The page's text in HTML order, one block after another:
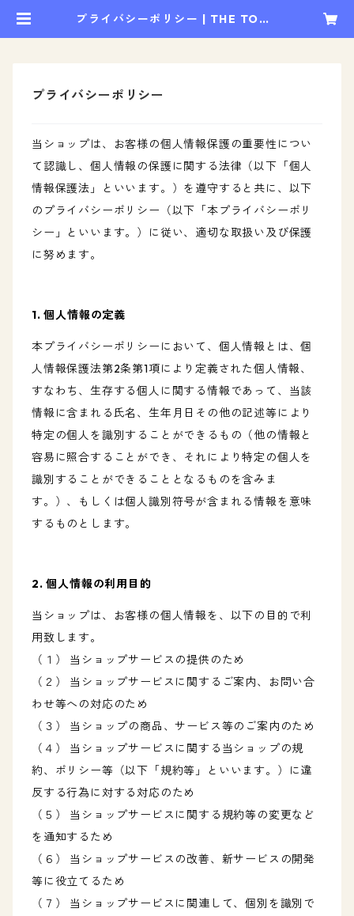
プライバシーポリシー | THE TOMB
プライバシーポリシー
当ショップは、お客様の個人情報保護の重要性につい
て認識し、個人情報の保護に関する法律（以下「個人
情報保護法」といいます。）を遵守すると共に、以下
のプライバシーポリシー（以下「本プライバシーポリ
シー」といいます。）に従い、適切な取扱い及び保護
に努めます。
1. 個人情報の定義
本プライバシーポリシーにおいて、個人情報とは、個
人情報保護法第2条第1項により定義された個人情報、
すなわち、生存する個人に関する情報であって、当該
情報に含まれる氏名、生年月日その他の記述等により
特定の個人を識別することができるもの（他の情報と
容易に照合することができ、それにより特定の個人を
識別することができることとなるものを含みま
す。）、もしくは個人識別符号が含まれる情報を意味
するものとします。
2. 個人情報の利用目的
当ショップは、お客様の個人情報を、以下の目的で利
用致します。
（１） 当ショップサービスの提供のため
（２） 当ショップサービスに関するご案内、お問い合
わせ等への対応のため
（３） 当ショップの商品、サービス等のご案内のため
（４） 当ショップサービスに関する当ショップの規
約、ポリシー等（以下「規約等」といいます。）に違
反する行為に対する対応のため
（５） 当ショップサービスに関する規約等の変更など
を通知するため
（６） 当ショップサービスの改善、新サービスの開発
等に役立てるため
（７） 当ショップサービスに関連して、個別を識別で